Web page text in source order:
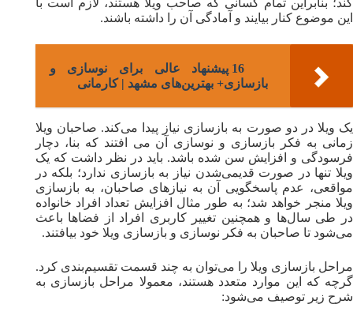
کند؛ بنابراین تمام کسانی که صاحب ویلا هستند، لازم است با
این موضوع کنار بیایند و آمادگی آن را داشته باشند.
16 پیشنهاد عالی برای نوسازی و
بازسازی+ بهترین‌های مشهد | کارمانی
یک ویلا در دو صورت به بازسازی نیاز پیدا می‌کند. صاحبان ویلا
زمانی به فکر بازسازی و نوسازی آن می افتند که بنا، دچار
فرسودگی و افزایش سن شده باشد. باید در نظر داشت که یک
ویلا تنها در صورت قدیمی‌شدن نیاز به بازسازی ندارد؛ بلکه در
مواقعی، عدم پاسخگویی آن به نیازهای صاحبان، به بازسازی
ویلا منجر خواهد شد؛ به طور مثال افزایش تعداد افراد خانواده
در طی سال‌ها و همچنین تغییر کاربری افراد از فضاها باعث
می‌شود تا صاحبان به فکر نوسازی و بازسازی ویلا خود بیافتند.
مراحل بازسازی ویلا را می‌توان به چند قسمت تقسیم‌بندی کرد.
گرچه که این موارد متعدد هستند، معمولا مراحل بازسازی به
شرح زیر توصیف می‌شود: